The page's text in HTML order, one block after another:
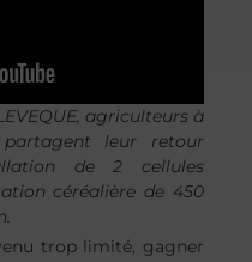
agriculteurs à
leur retour
de 2 cellules
céréalière de 450
trop limité, gagner